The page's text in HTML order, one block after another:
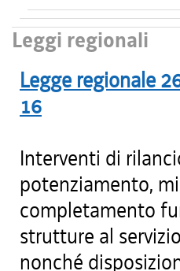
Leggi regionali
Legge regionale
16
Interventi di
potenziamento,
completamento
strutture al
nonché